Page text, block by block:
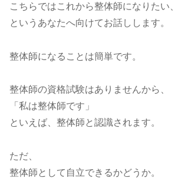
こちらではこれから整体師になりたい、
というあなたへ向けてお話しします。
整体師になることは簡単です。
整体師の資格試験はありませんから、
「私は整体師です」
といえば、整体師と認識されます。
ただ、
整体師として自立できるかどうか。